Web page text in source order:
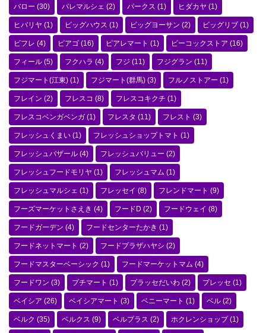
バロー (30) パレマルシェ (2) パークス (1) ヒダカヤ (1)
ヒバリヤ (1) ビッグハウス (1) ビッグヨーサン (2) ビッグリブ (1)
ビフレ (4) ピアゴ (16) ピアレマート (1) ピーコックストア (16)
フィール (5) フクハラ (4) フジ (11) フジグラン (11)
フジマート(江東) (1) フジマート(群馬) (3) フルノストアー (1)
フレイン (2) フレスコ (8) フレスコキクチ (1)
フレスコベンガベンガ (1) フレスタ (11) フレスト (3)
フレッシュくまい (1) フレッシュショップトマト (1)
フレッシュバザール (4) フレッシュバリュー (2)
フレッシュフードモリヤ (1) フレッシュマム (1)
フレッシュマルシェ (1) フレッセイ (8) フレンドマート (9)
フーズマーケットさえき (4) フードD (2) フードウェイ (8)
フードガーデン (4) フードセンターたかき (1)
フードネットマート (2) フードプラザハヤシ (2)
フードマスターベーシック (1) フードマーケットマム (4)
フードワン (3) プチマート (1) プラッセだいわ (2) プレッセ (1)
ベイシア (26) ベイシアマート (3) ベニーマート (1) ベル (2)
ベルク (35) ベルクス (9) ベルプラス (2) ホクレンショップ(1)